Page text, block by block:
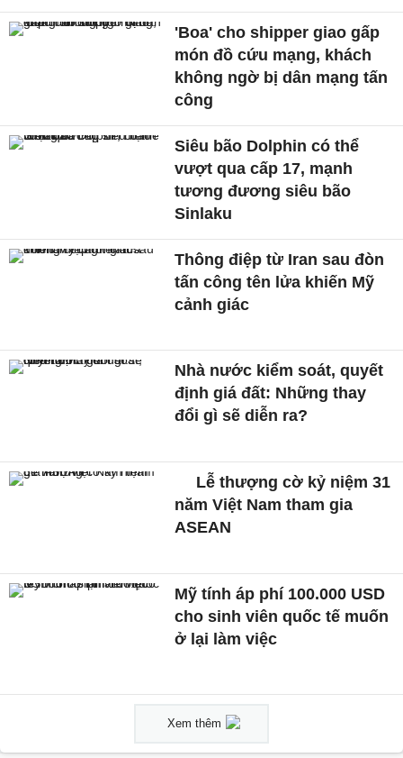
'Boa' cho shipper giao gấp
món đồ cứu mạng, khách
không ngờ bị dân mạng tấn
công
Siêu bão Dolphin có thể
vượt qua cấp 17, mạnh
tương đương siêu bão
Sinlaku
Thông điệp từ Iran sau đòn
tấn công tên lửa khiến Mỹ
cảnh giác
Nhà nước kiểm soát, quyết
định giá đất: Những thay
đổi gì sẽ diễn ra?
Lễ thượng cờ kỷ niệm 31
năm Việt Nam tham gia
ASEAN
Mỹ tính áp phí 100.000 USD
cho sinh viên quốc tế muốn
ở lại làm việc
Xem thêm